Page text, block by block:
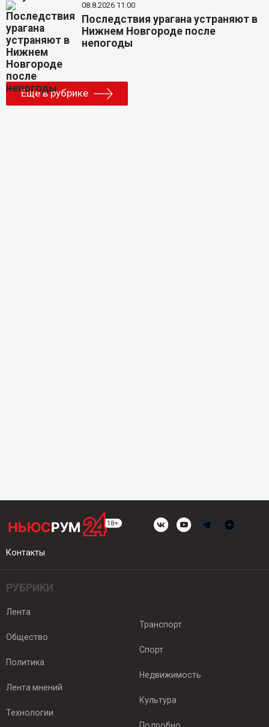
08.8.2026 11:00
Последствия урагана устраняют в
Нижнем Новгороде после
непогоды
Еще в рубрике
Контакты
РУБРИКИ
Лента
Общество
Политика
Лента мнений
Технологии
Транспорт
Спорт
Недвижимость
Культура